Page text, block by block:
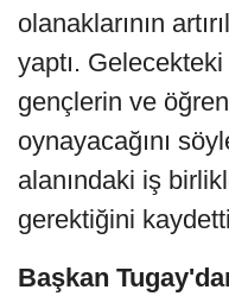
olanaklarının
yaptı.
gençlerin ve
oynayacağını
alanındaki iş
gerektiğini
Başkan